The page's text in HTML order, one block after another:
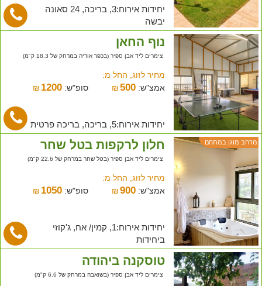
יחידות אירוח:3, בריכה, 24 סאונה
יבשה
נוף החאן
צימרים ליד אבן ספיר (בכפר אוריה במרחק של 18.3 ק"מ)
מחיר לזוג, החל מ:
אמצ"ש:
₪500 סופ"ש: ₪ 1200
יחידות אירוח:5, בריכה, בריכה פרטית
מרחב מוגן במתחם חלון לרקפות בטל שחר
צימרים ליד אבן ספיר (בטל שחר במרחק של 22.6 ק"מ)
מחיר לזוג, החל מ:
אמצ"ש:
₪900 סופ"ש: ₪ 1050
יחידות אירוח:1, קמין/ אח, ג'קוזי
ביחידות
טוסקנה ביהודה
צימרים ליד אבן ספיר (בשואבה במרחק של 6.6 ק"מ)